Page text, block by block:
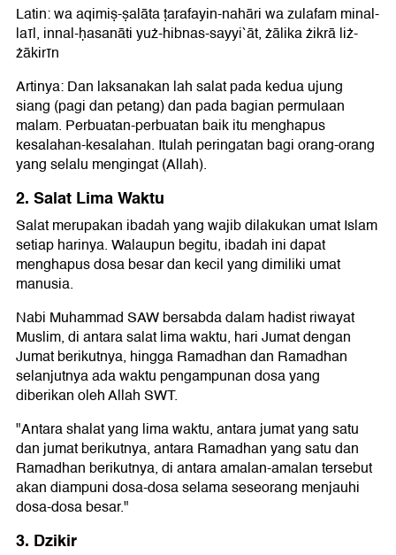
Latin: wa aqimiṣ-ṣalāta ṭarafayin-nahāri wa zulafam minal-
laīl, innal-ḥasanāti yuż-hibnas-sayyi`āt, żālika żikrā liż-
żākirīn
Artinya: Dan laksanakan lah salat pada kedua ujung
siang (pagi dan petang) dan pada bagian permulaan
malam. Perbuatan-perbuatan baik itu menghapus
kesalahan-kesalahan. Itulah peringatan bagi orang-orang
yang selalu mengingat (Allah).
2. Salat Lima Waktu
Salat merupakan ibadah yang wajib dilakukan umat Islam
setiap harinya. Walaupun begitu, ibadah ini dapat
menghapus dosa besar dan kecil yang dimiliki umat
manusia.
Nabi Muhammad SAW bersabda dalam hadist riwayat
Muslim, di antara salat lima waktu, hari Jumat dengan
Jumat berikutnya, hingga Ramadhan dan Ramadhan
selanjutnya ada waktu pengampunan dosa yang
diberikan oleh Allah SWT.
"Antara shalat yang lima waktu, antara jumat yang satu
dan jumat berikutnya, antara Ramadhan yang satu dan
Ramadhan berikutnya, di antara amalan-amalan tersebut
akan diampuni dosa-dosa selama seseorang menjauhi
dosa-dosa besar."
3. Dzikir